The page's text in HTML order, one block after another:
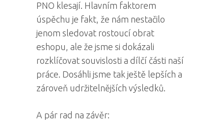
PNO klesají. Hlavním faktorem
úspěchu je fakt, že nám nestačilo
jenom sledovat rostoucí obrat
eshopu, ale že jsme si dokázali
rozklíčovat souvislosti a dílčí části naší
práce. Dosáhli jsme tak ještě lepších a
zároveň udržitelnějších výsledků.
A pár rad na závěr: